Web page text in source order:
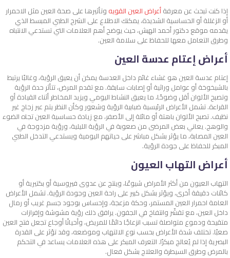
إذا كنت تبحث عن معرفةأعراض العين القويه وتأثيرها على صحة العين مثل الاحمرار
أو الزغللة أو الحساسية الشديدة، يمكنك الاطلاع على الشرح الطبي المبسط الذي
يقدمه موقع دكتور أحمد الهبش، حيث يوضح أهم العلامات التي تستدعي الانتباه
وطرق التعامل معها للحفاظ على سلامة العين.
أعراض إعتام عدسة العين
إعتام عدسة العين هو غشاء غائم داخل العدسة يمكن أن يعيق الرؤية، وغالبًا يرتبط
بالشيخوخة أو عوامل وراثية أو إصابات سابقة. مع تقدم المرض، تتأثر حدة الرؤية
وتصبح الألوان أقل وضوحًا، ما يعيق النشاط اليومي ويزيد المخاطر أثناء القيادة أو
القراءة. تشمل الأعراض الرئيسية ضبابية الرؤية وشعور وكأن النظر يتم عبر زجاج غير
نظيف. تصبح الألوان باهتة أو مائلة إلى الأصفر، مع زيادة حساسية العين تجاه الضوء
والوهج. يعاني بعض المرضى من صعوبة في الرؤية الليلية، ورؤية مزدوجة في
العين المصابة، ما يؤثر بشكل مباشر على حياتهم اليومية ويستدعي التدخل الطبي
المبكر للحفاظ على جودة الرؤية.
أعراض التهاب العيون
التهاب العيون من أكثر الأمراض شيوعًا، وينتج عن عدوى فيروسية أو بكتيرية أو
كائنات دقيقة أخرى، ويؤثر بشكل كبير على راحة العين وجودة الرؤية. تشمل الأعراض
العامة احمرار العين المستمر، وحكة مزعجة، وإحساس بوجود جسم غريب أو رمال
داخل العين، مع تقشّر وانتفاخ في الجفون. يرافق ذلك رؤية مشوشة وإفرازات
متقيحة ودموع متواصلة تسبب انزعاجًا دائمًا للمريض، وأحيانًا أوجاع تجعل فتح العين
صعبًا. تختلف شدة الأعراض بحسب نوع الالتهاب وموضعه، وقد تؤثر على القدرة
البصرية إذا لم يُعالج مبكرًا. التعرف المبكر على هذه العلامات يساعد في التحكم
بالمرض وطرق السيطرة والعلاج بشكل فعال.